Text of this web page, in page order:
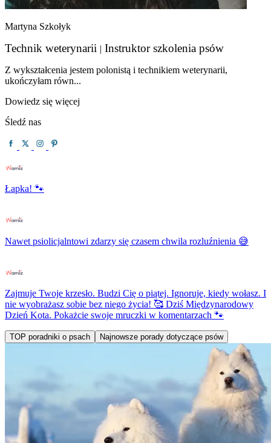
Martyna Szkołyk
Technik weterynarii | Instruktor szkolenia psów
Z wykształcenia jestem polonistą i technikiem weterynarii,
ukończyłam równ...
Dowiedz się więcej
Śledź nas
Łapka! 🐾
Nawet psiolicjalntowi zdarzy się czasem chwila rozluźnienia 😅
Zajmuje Twoje krzesło. Budzi Cię o piątej. Ignoruje, kiedy wołasz. I
nie wyobrażasz sobie bez niego życia! 🥰 Dziś Międzynarodowy
Dzień Kota. Pokażcie swoje mruczki w komentarzach 🐾
TOP poradniki o psach Najnowsze porady dotyczące psów